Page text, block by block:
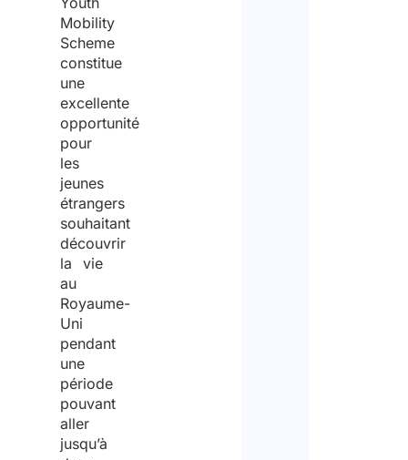
Mobility
Scheme
constitue
une
excellente
opportunité
pour
les
jeunes
étrangers
souhaitant
découvrir
la vie
au
Royaume-
Uni
pendant
une
période
pouvant
aller
jusqu’à